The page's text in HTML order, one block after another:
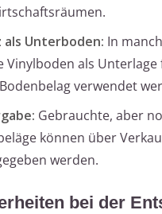
als Unterboden: In
Vinylboden als Unterlage
verwendet
Gebrauchte, aber
können über
werden.
bei der